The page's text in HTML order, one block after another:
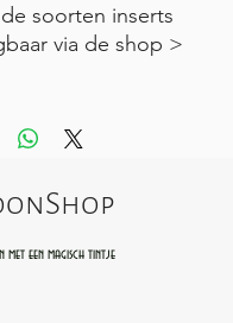
soorten inserts
via de shop >
met een magisch tintje